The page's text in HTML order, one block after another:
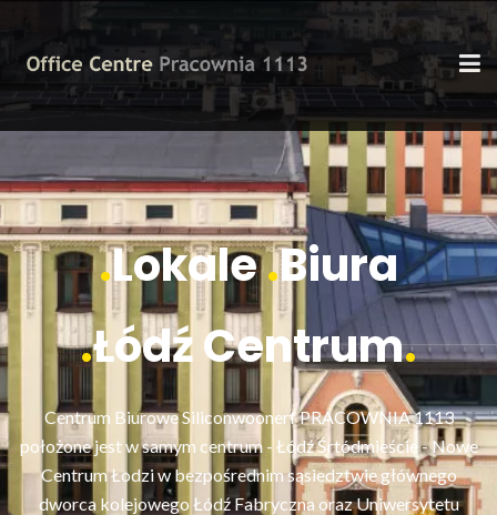
.Lokale.Biura
.Łódź Centrum.
Centrum Biurowe Siliconwoonerf PRACOWNIA 1113
położone jest w samym centrum - Łódź Śrtódmieście - Nowe
Centrum Łodzi w bezpośrednim sąsiedztwie głównego
dworca kolejowego Łódź Fabryczna oraz Uniwersytetu